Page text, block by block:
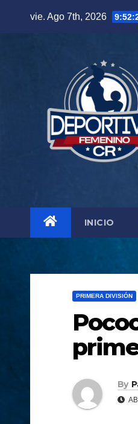
vie. Ago 7th, 2026
INICIO
PRIMERA DIVISIÓN
By